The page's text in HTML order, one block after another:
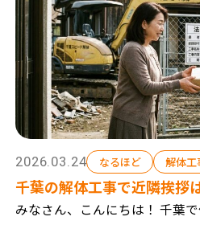
2026.03.24 なるほど 解体
千葉の解体工事で近隣挨拶
選び方と渡し方
みなさん、こんにちは！ 千葉